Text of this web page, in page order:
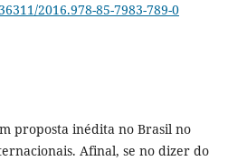
2016.978-85-7983-789-0
proposta inédita no Brasil no
Afinal, se no dizer do